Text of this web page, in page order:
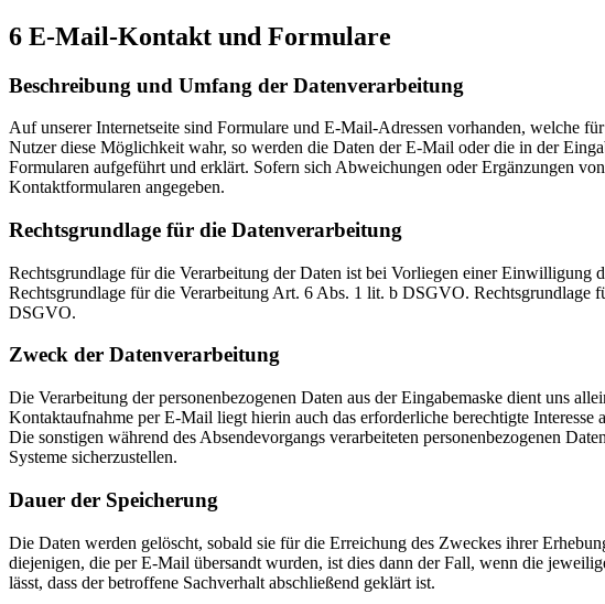
6 E-Mail-Kontakt und Formulare
Beschreibung und Umfang der Datenverarbeitung
Auf unserer Internetseite sind Formulare und E-Mail-Adressen vorhanden, welche
Nutzer diese Möglichkeit wahr, so werden die Daten der E-Mail oder die in der
Formularen aufgeführt und erklärt. Sofern sich Abweichungen oder Ergänzungen
Kontaktformularen angegeben.
Rechtsgrundlage für die Datenverarbeitung
Rechtsgrundlage für die Verarbeitung der Daten ist bei Vorliegen einer
Rechtsgrundlage für die Verarbeitung Art. 6 Abs. 1 lit. b DSGVO.
DSGVO.
Zweck der Datenverarbeitung
Die Verarbeitung der personenbezogenen Daten aus der Eingabemaske dient uns
Kontaktaufnahme per E-Mail liegt hierin auch das erforderliche berechtigte Interesse
Die sonstigen während des Absendevorgangs verarbeiteten personenbezogenen
Systeme sicherzustellen.
Dauer der Speicherung
Die Daten werden gelöscht, sobald sie für die Erreichung des Zweckes ihrer
diejenigen, die per E-Mail übersandt wurden, ist dies dann der Fall, wenn die
lässt, dass der betroffene Sachverhalt abschließend geklärt ist.